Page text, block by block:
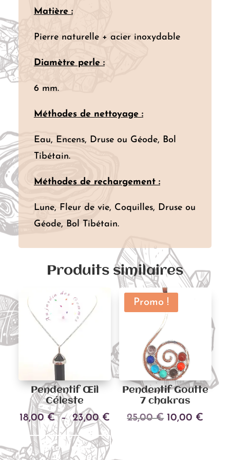
Matière :
Pierre naturelle + acier inoxydable
Diamètre perle :
6 mm.
Méthodesde nettoyage :
Eau, Encens, Druse ou Géode, Bol
Tibétain.
Méthodes de rechargement :
Lune, Fleur de vie, Coquilles, Druse ou
Géode, Bol Tibétain.
Produits similaires
Pendentif Œil
Céleste
18,00 € – 23,00€ Plage
de
prix :
18,00 €
Choix des
Ce
produit
a
Promo !
Pendentif Goutte
7 chakras
25,00€ Le
10,00 €